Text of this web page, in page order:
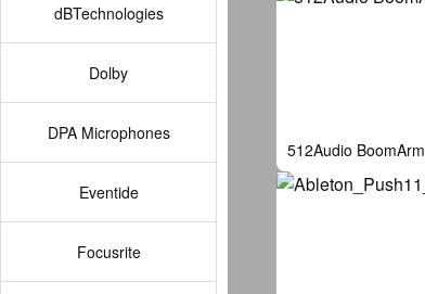
dBTechnologies
Dolby
DPA Microphones
Eventide
Focusrite
512Audio BoomArm